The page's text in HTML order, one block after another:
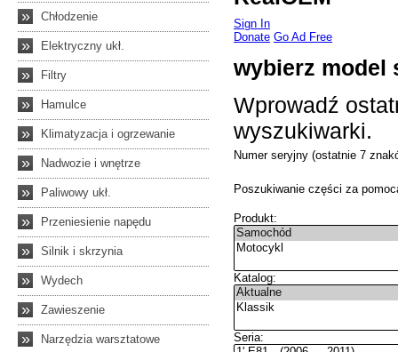
» Chłodzenie
» Elektryczny ukł.
» Filtry
» Hamulce
» Klimatyzacja i ogrzewanie
» Nadwozie i wnętrze
» Paliwowy ukł.
» Przeniesienie napędu
» Silnik i skrzynia
» Wydech
» Zawieszenie
» Narzędzia warsztatowe